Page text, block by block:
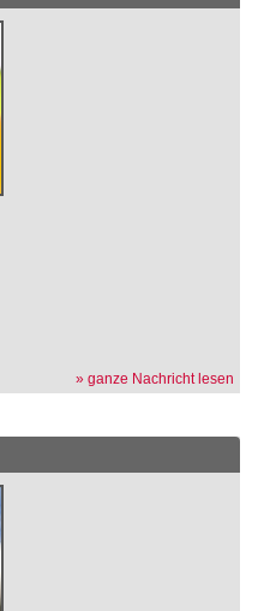
» ganze Nachricht lesen